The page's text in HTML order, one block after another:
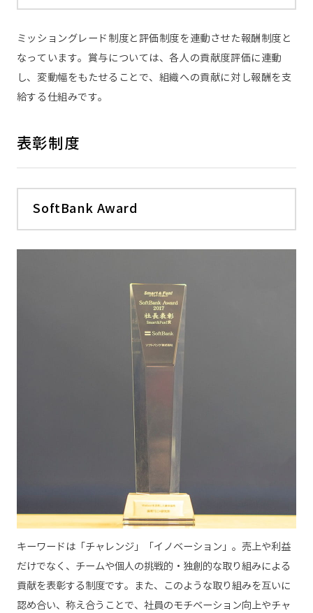
ミッショングレード制度と評価制度を連動させた報酬制度と
なっています。賞与については、各人の貢献度評価に連動
し、変動幅をもたせることで、組織への貢献に対し報酬を支
給する仕組みです。
表彰制度
SoftBank Award
キーワードは「チャレンジ」「イノベーション」。売上や利益
だけでなく、チームや個人の挑戦的・独創的な取り組み​による
貢献を​表彰する制度です。また、このような取り組みを互いに
認め合い、称え合うことで、社員のモチベーション向上やチャ